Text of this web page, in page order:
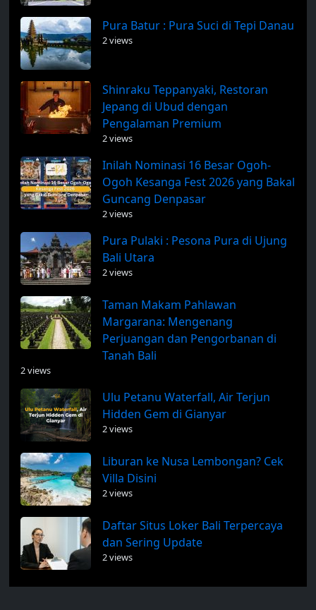
Pura Batur : Pura Suci di Tepi Danau
2 views
Shinraku Teppanyaki, Restoran
Jepang di Ubud dengan
Pengalaman Premium
2 views
Inilah Nominasi 16 Besar Ogoh-
Ogoh Kesanga Fest 2026 yang Bakal
Guncang Denpasar
2 views
Pura Pulaki : Pesona Pura di Ujung
Bali Utara
2 views
Taman Makam Pahlawan
Margarana: Mengenang
Perjuangan dan Pengorbanan di
Tanah Bali
2 views
Ulu Petanu Waterfall, Air Terjun
Hidden Gem di Gianyar
2 views
Liburan ke Nusa Lembongan? Cek
Villa Disini
2 views
Daftar Situs Loker Bali Terpercaya
dan Sering Update
2 views